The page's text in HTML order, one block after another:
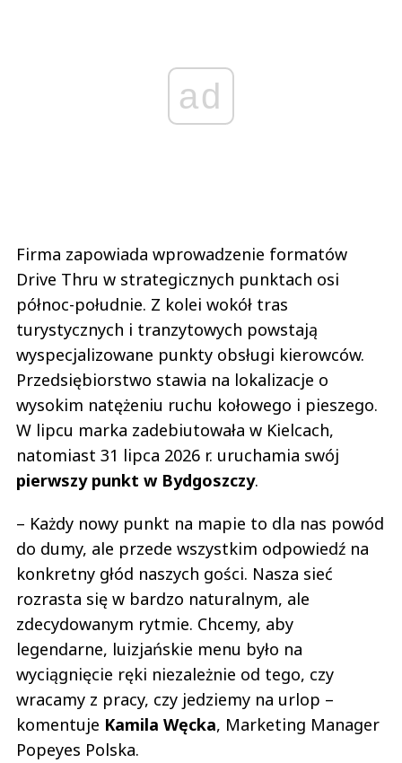
ad
Firma zapowiada wprowadzenie formatów
Drive Thru w strategicznych punktach osi
północ-południe. Z kolei wokół tras
turystycznych i tranzytowych powstają
wyspecjalizowane punkty obsługi kierowców.
Przedsiębiorstwo stawia na lokalizacje o
wysokim natężeniu ruchu kołowego i pieszego.
W lipcu marka zadebiutowała w Kielcach,
natomiast 31 lipca 2026 r. uruchamia swój
pierwszy punkt w Bydgoszczy.
– Każdy nowy punkt na mapie to dla nas powód
do dumy, ale przede wszystkim odpowiedź na
konkretny głód naszych gości. Nasza sieć
rozrasta się w bardzo naturalnym, ale
zdecydowanym rytmie. Chcemy, aby
legendarne, luizjańskie menu było na
wyciągnięcie ręki niezależnie od tego, czy
wracamy z pracy, czy jedziemy na urlop –
komentuje Kamila Węcka, Marketing Manager
Popeyes Polska.